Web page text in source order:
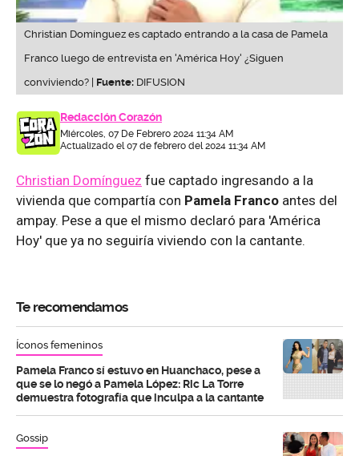
Christian Domínguez es captado entrando a la casa de Pamela
Franco luego de entrevista en 'América Hoy' ¿Siguen
conviviendo? | Fuente: DIFUSION
Redacción Corazón
Miércoles, 07 De Febrero 2024 11:34 AM
Actualizado el 07 de febrero del 2024 11:34 AM
Christian Domínguez fue captado ingresando a la
vivienda que compartía con Pamela Franco antes del
ampay. Pese a que el mismo declaró para 'América
Hoy' que ya no seguiría viviendo con la cantante.
Te recomendamos
Íconos femeninos
Pamela Franco sí estuvo en Huanchaco, pese a
que se lo negó a Pamela López: Ric La Torre
demuestra fotografía que inculpa a la cantante
Gossip